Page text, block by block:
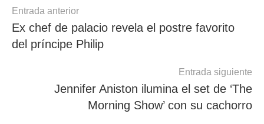
Navegación
de
entradas
Entrada anterior
Ex chef de palacio revela el postre favorito
del príncipe Philip
Entrada siguiente
Jennifer Aniston ilumina el set de ‘The
Morning Show’ con su cachorro